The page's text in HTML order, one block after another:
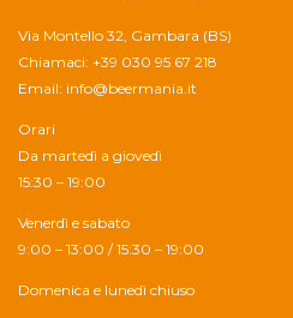
Via Montello 32, Gambara (BS)
Chiamaci: +39 030 95 67 218
Email: info@beermania.it
Orari
Da martedì a giovedì
15:30 – 19:00
Venerdì e sabato
9:00 – 13:00 / 15:30 – 19:00
Domenica e lunedì chiuso